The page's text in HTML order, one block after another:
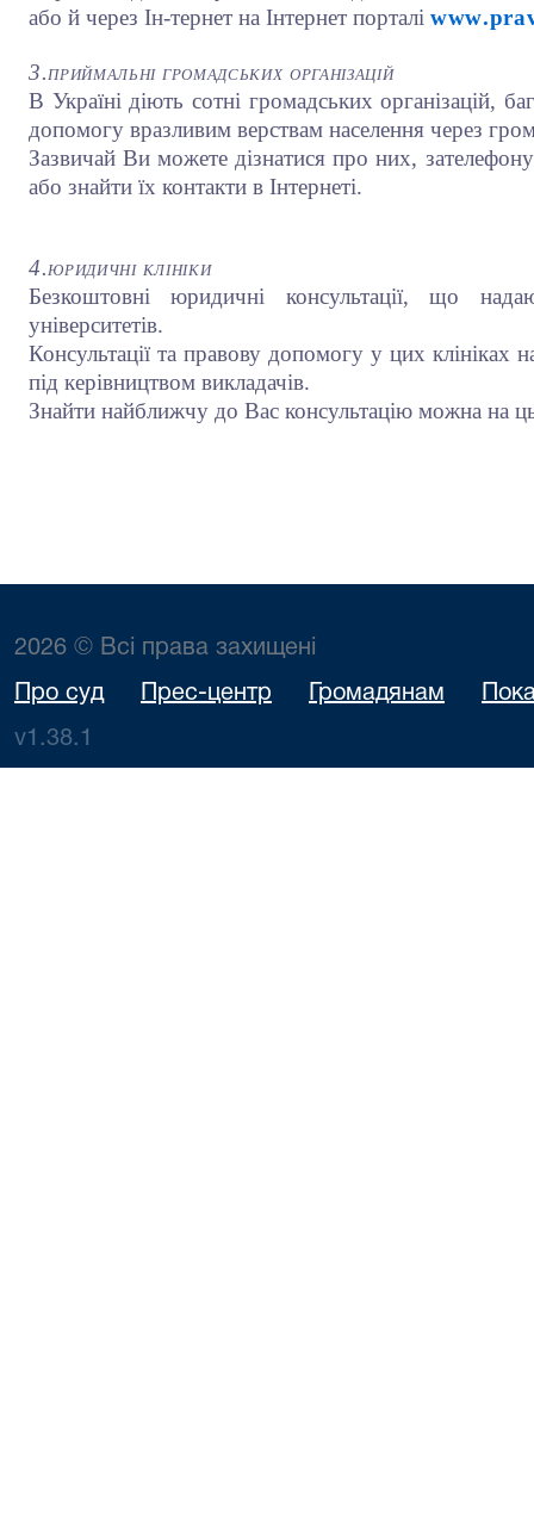
або й через Ін-тернет на Інтернет порталі www.
3.приймальні громадських організацій
В Україні діють сотні громадських організацій,
допомогу вразли­вим верствам населення через
Зазвичай Ви можете дізнатися про них,
або знайти їх контакти в Інтернеті.
4.юридичні клініки
Безкоштовні юридичні консультації, що
університетів.
Консультації та правову допомогу у цих клініках
під керівництвом викладачів.
Знайти найближчу до Вас консультацію можна на
2026 © Всі права захищені
Про суд Прес-центр Громадянам
v1.38.1